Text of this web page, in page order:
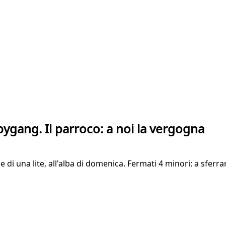
Il parroco: a noi la vergogna
di una lite, all'alba di domenica. Fermati 4 minori: a